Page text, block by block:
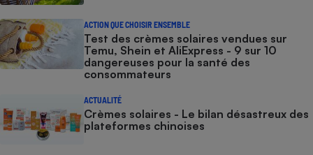
ACTION QUE CHOISIR ENSEMBLE
Test des crèmes solaires vendues sur
Temu, Shein et AliExpress - 9 sur 10
dangereuses pour la santé des
consommateurs
ACTUALITÉ
Crèmes solaires - Le bilan désastreux des
plateformes chinoises